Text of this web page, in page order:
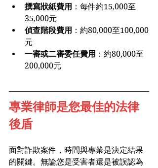
撰寫狀紙費用 ：每件約15,000至
35,000元
偵查階段費用 ：約80,000至100,000
元
一審或二審委任費用 ：約80,000至
200,000元
專業律師是您最佳的法律
後盾
面對詐欺案件，時間與專業是決定結果
的關鍵。無論您是受害者還是被誤認為